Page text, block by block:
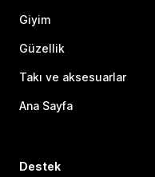
Giyim
Güzellik
Takı ve aksesuarlar
Ana Sayfa
Destek